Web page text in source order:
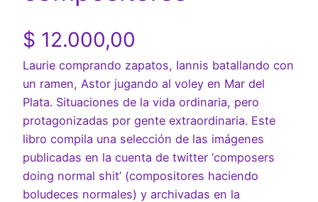
$ 12.000,00
Laurie comprando zapatos, Iannis batallando con
un ramen, Astor jugando al voley en Mar del
Plata. Situaciones de la vida ordinaria, pero
protagonizadas por gente extraordinaria. Este
libro compila una selección de las imágenes
publicadas en la cuenta de twitter ‘composers
doing normal shit’ (compositores haciendo
boludeces normales) y archivadas en la